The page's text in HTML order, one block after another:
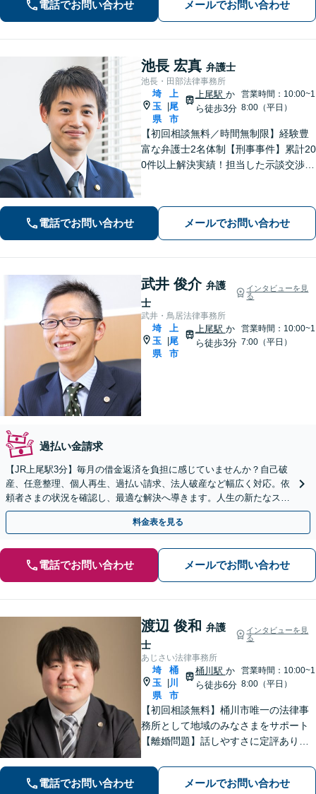
岡駅8分】【駐車場あり】
電話でお問い合わせ メールでお問い合わせ
池長 宏真 弁護士
池長・田部法律事務所
埼
玉
県
上
尾
市
上尾駅 か
ら徒歩3分
営業時間：10:00~1
8:00（平日）
【初回相談無料／時間無制限】経験豊
富な弁護士2名体制【刑事事件】累計20
0件以上解決実績！担当した示談交渉の
料請求や財産分与、親権、養育費な
ど、累計200件以上の解決実績【上尾駅
3分】
電話でお問い合わせ メールでお問い合わせ
武井 俊介 弁護
士
インタビューを見
る
武井・鳥居法律事務所
埼
玉
県
上
尾
市
上尾駅 か
ら徒歩3分
営業時間：10:00~1
7:00（平日）
過払い金請求
【JR上尾駅3分】毎月の借金返済を負担に感じていませんか？自己破
産、任意整理、個人再生、過払い請求、法人破産など幅広く対応。依
頼者さまの状況を確認し、最適な解決へ導きます。人生の新たなスタ
ートをお手伝いさせてください。【初回面談無料】
料金表を見る
電話でお問い合わせ メールでお問い合わせ
渡辺 俊和 弁護
士
インタビューを見
る
あじさい法律事務所
埼
玉
県
桶
川
市
桶川駅 か
ら徒歩6分
営業時間：10:00~1
8:00（平日）
【初回相談無料】桶川市唯一の法律事
務所として地域のみなさまをサポート
【離婚問題】話しやすさに定評あり！1
イス【インターネット】スピーディー
な対応で円滑な解決を目指します【桶
電話でお問い合わせ メールでお問い合わせ